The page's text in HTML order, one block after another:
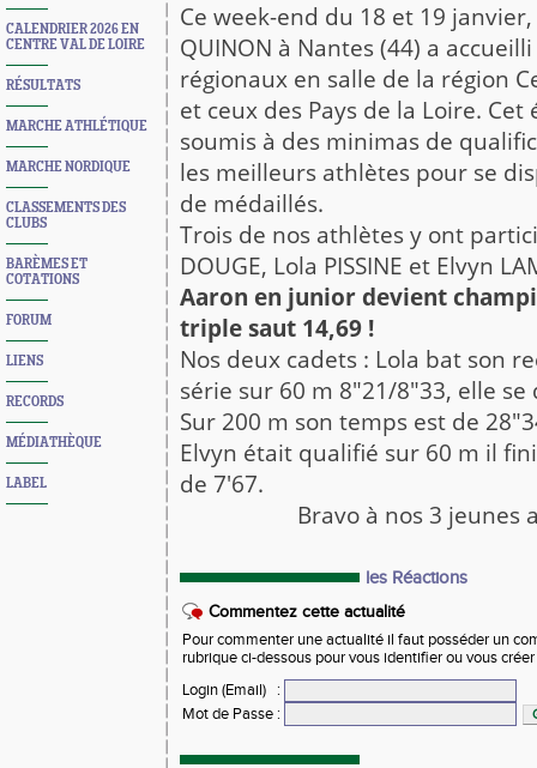
CALENDRIER 2026 EN
CENTRE VAL DE LOIRE
RÉSULTATS
MARCHE ATHLÉTIQUE
MARCHE NORDIQUE
CLASSEMENTS DES
CLUBS
BARÈMES ET
COTATIONS
FORUM
LIENS
RECORDS
MÉDIATHÈQUE
LABEL
Ce week-end du 18 et 19
QUINON à Nantes (44) a
régionaux en salle de la région
et ceux des Pays de la Loire.
soumis à des minimas de
les meilleurs athlètes pour se
de médaillés.
Trois de nos athlètes y ont
DOUGE, Lola PISSINE et Elvyn
Aaron en junior devient
triple saut 14,69 !
Nos deux cadets : Lola bat son
série sur 60 m 8"21/8"33, elle
Sur 200 m son temps est de
Elvyn était qualifié sur 60 m il
de 7'67.
Bravo à nos 3 jeunes
les Réactions
Commentez cette actualité
Pour commenter une actualité il faut posséder un
rubrique ci-dessous pour vous identifier ou vous
Login (Email)
:
Mot de Passe :